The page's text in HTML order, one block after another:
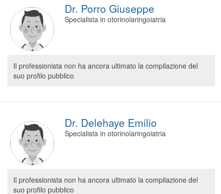
Dr. Porro Giuseppe
Specialista in otorinolaringoiatria
Il professionista non ha ancora ultimato la compilazione del
suo profilo pubblico
Dr. Delehaye Emilio
Specialista in otorinolaringoiatria
Il professionista non ha ancora ultimato la compilazione del
suo profilo pubblico